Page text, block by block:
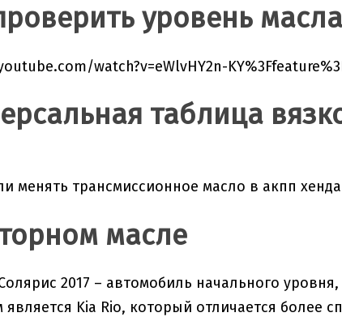
уровень
watch?v=eWlvHY2n-
таблица
масле
2017 – автомобиль начального
является Kia Rio, который отличается более